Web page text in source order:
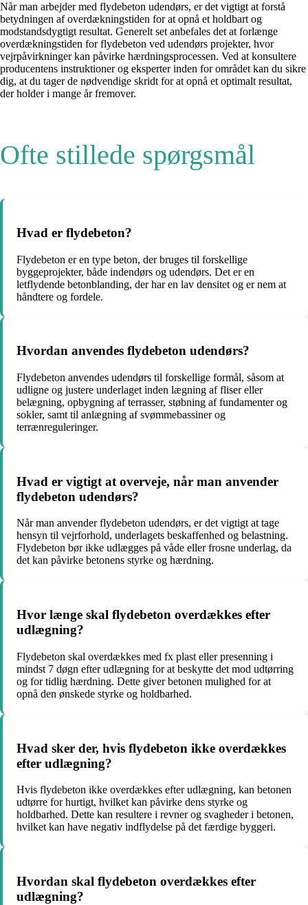
Når man arbejder med flydebeton udendørs, er det vigtigt at forstå
betydningen af overdækningstiden for at opnå et holdbart og
modstandsdygtigt resultat. Generelt set anbefales det at forlænge
overdækningstiden for flydebeton ved udendørs projekter, hvor
vejrpåvirkninger kan påvirke hærdningsprocessen. Ved at konsultere
producentens instruktioner og eksperter inden for området kan du sikre
dig, at du tager de nødvendige skridt for at opnå et optimalt resultat,
der holder i mange år fremover.
Ofte stillede spørgsmål
Hvad er flydebeton?
Flydebeton er en type beton, der bruges til forskellige
byggeprojekter, både indendørs og udendørs. Det er en
letflydende betonblanding, der har en lav densitet og er nem at
håndtere og fordele.
Hvordan anvendes flydebeton udendørs?
Flydebeton anvendes udendørs til forskellige formål, såsom at
udligne og justere underlaget inden lægning af fliser eller
belægning, opbygning af terrasser, støbning af fundamenter og
sokler, samt til anlægning af svømmebassiner og
terrænreguleringer.
Hvad er vigtigt at overveje, når man anvender
flydebeton udendørs?
Når man anvender flydebeton udendørs, er det vigtigt at tage
hensyn til vejrforhold, underlagets beskaffenhed og belastning.
Flydebeton bør ikke udlægges på våde eller frosne underlag, da
det kan påvirke betonens styrke og hærdning.
Hvor længe skal flydebeton overdækkes efter
udlægning?
Flydebeton skal overdækkes med fx plast eller presenning i
mindst 7 døgn efter udlægning for at beskytte det mod udtørring
og for tidlig hærdning. Dette giver betonen mulighed for at
opnå den ønskede styrke og holdbarhed.
Hvad sker der, hvis flydebeton ikke overdækkes
efter udlægning?
Hvis flydebeton ikke overdækkes efter udlægning, kan betonen
udtørre for hurtigt, hvilket kan påvirke dens styrke og
holdbarhed. Dette kan resultere i revner og svagheder i betonen,
hvilket kan have negativ indflydelse på det færdige byggeri.
Hvordan skal flydebeton overdækkes efter
udlægning?